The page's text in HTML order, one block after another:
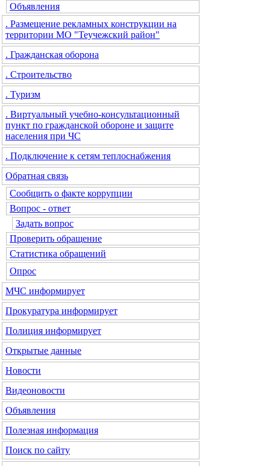
Объявления
. Размещение рекламных конструкции на
территории МО "Теучежский район"
. Гражданская оборона
. Строительство
. Туризм
. Виртуальный учебно-консультационный
пункт по гражданской обороне и защите
населения при ЧС
. Подключение к сетям теплоснабжения
Обратная связь
Сообщить о факте коррупции
Вопрос - ответ
Задать вопрос
Проверить обращение
Статистика обращений
Опрос
МЧС информирует
Прокуратура информирует
Полиция информирует
Открытые данные
Новости
Видеоновости
Объявления
Полезная информация
Поиск по сайту